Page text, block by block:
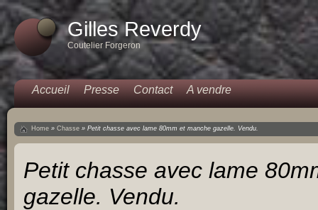
Gilles Reverdy
Coutelier Forgeron
Accueil Presse Contact A vendre
Home » Chasse » Petit chasse avec lame 80mm et manche gazelle. Vendu.
Petit chasse avec lame
gazelle. Vendu.